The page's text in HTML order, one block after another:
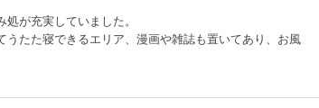
が充実していました。
たた寝できるエリア、漫画や雑誌も置いてあり、お風